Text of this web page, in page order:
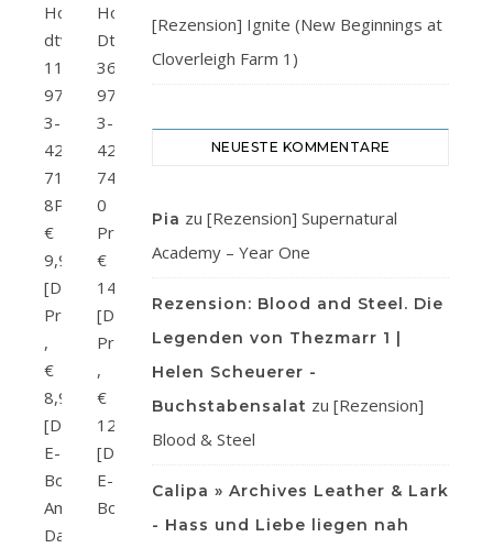
HooverVerlag:
dtvSeitenanzahl:
112ISBN:
978-
3-
423-
71899-
8Preis:
€
9,95
[D]
Print
,
€
8,99
[D]
E-
Book
Amazon
Daniel
HooverVerlag:
DtvSeitenanzahl:
368ISBN:
978-
3-
423-
74050-
0
Preis:
€
14,95
[D]
Print
,
€
12,99
[D]
E-
BookAmazon
[Rezension] Ignite (New Beginnings at
Cloverleigh Farm 1)
NEUESTE KOMMENTARE
Pia zu [Rezension] Supernatural
Academy – Year One
Rezension: Blood and Steel. Die
Legenden von Thezmarr 1 |
Helen Scheuerer -
Buchstabensalat zu [Rezension]
Blood & Steel
Calipa » Archives Leather & Lark
- Hass und Liebe liegen nah